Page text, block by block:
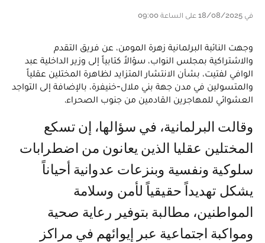
في 18/08/2025 على الساعة 09:00
وجهت النائبة البرلمانية زهرة المومن، عن فريق التقدم
والاشتراكية بمجلس النواب، سؤالاً كتابياً إلى وزير الداخلية عبد
الوافي لفتيت، بشأن الانتشار المتزايد لظاهرة المختلين عقلياً
والمتسولين في مدن جهة بني ملال-خنيفرة، بالإضافة إلى التواجد
العشوائي للمهاجرين القادمين من جنوب الصحراء.
وقالت البرلمانية، في سؤالها، إن تسكع
المختلين عقليا الذين يعانون من اضطرابات
سلوكية ونفسية وبنزعات عدوانية أحياناً
يشكل تهديداً حقيقياً لأمن وسلامة
المواطنين، مطالبة بتوفير رعاية صحية
ومواكبة اجتماعية عبر إيوائهم في مراكز